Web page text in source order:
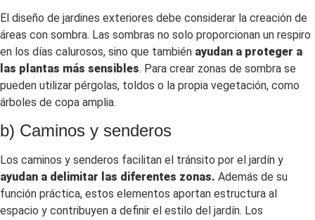
El diseño de jardines exteriores debe considerar la creación de
áreas con sombra. Las sombras no solo proporcionan un respiro
en los días calurosos, sino que también ayudan a proteger a
las plantas más sensibles. Para crear zonas de sombra se
pueden utilizar pérgolas, toldos o la propia vegetación, como
árboles de copa amplia.
b) Caminos y senderos
Los caminos y senderos facilitan el tránsito por el jardín y
ayudan a delimitar las diferentes zonas. Además de su
función práctica, estos elementos aportan estructura al
espacio y contribuyen a definir el estilo del jardín. Los